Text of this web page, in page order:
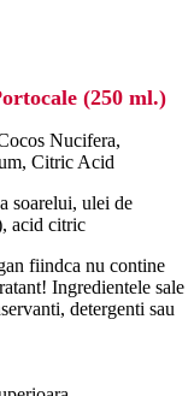
(250 ml.)
Nucifera,
, Citric Acid
soarelui, ulei de
acid citric
fiindca nu contine
Ingredientele sale
detergenti sau